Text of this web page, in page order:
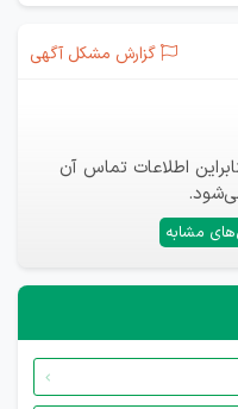
گزارش مشکل آگهی
اطلاعات تماس آن
مشابه